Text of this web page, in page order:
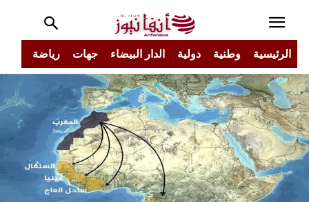
الرئيسية وطنية دولية الدار البيضاء جهات رياضة